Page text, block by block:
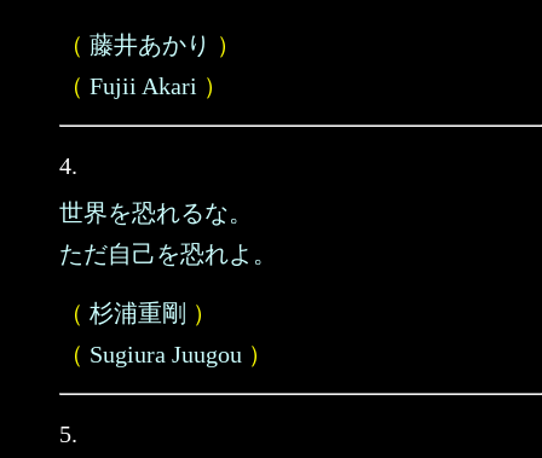
（ 藤井あかり ）
（ Fujii Akari ）
4.
世界を恐れるな。
ただ自己を恐れよ。
（ 杉浦重剛 ）
（ Sugiura Juugou ）
5.